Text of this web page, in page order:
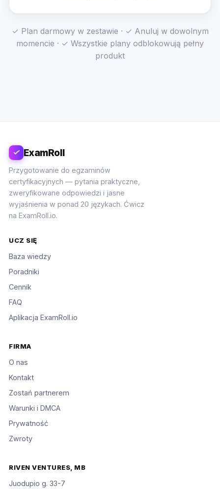
✓ Plan darmowy w zestawie · ✓ Anuluj w dowolnym
momencie · ✓ Wszystkie plany odblokowują pełny
produkt
ExamRoll
Przygotowanie do egzaminów
certyfikacyjnych — pytania praktyczne,
zweryfikowane odpowiedzi i jasne
wyjaśnienia w ponad 20 językach. Ćwicz
na ExamRoll.io.
UCZ SIĘ
Baza wiedzy
Poradniki
Cennik
FAQ
Aplikacja ExamRoll.io
FIRMA
O nas
Kontakt
Zostań partnerem
Warunki i DMCA
Prywatność
Zwroty
RIVEN VENTURES, MB
Juodupio g. 33-7